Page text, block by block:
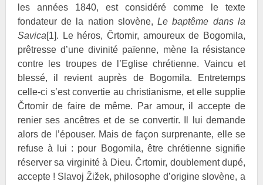
les années 1840, est considéré comme le texte
fondateur de la nation slovène, Le baptême dans la
Savica[1]. Le héros, Črtomir, amoureux de Bogomila,
prêtresse d’une divinité païenne, mène la résistance
contre les troupes de l’Eglise chrétienne. Vaincu et
blessé, il revient auprès de Bogomila. Entretemps
celle-ci s’est convertie au christianisme, et elle supplie
Črtomir de faire de même. Par amour, il accepte de
renier ses ancêtres et de se convertir. Il lui demande
alors de l’épouser. Mais de façon surprenante, elle se
refuse à lui : pour Bogomila, être chrétienne signifie
réserver sa virginité à Dieu. Črtomir, doublement dupé,
accepte ! Slavoj Žižek, philosophe d’origine slovène, a